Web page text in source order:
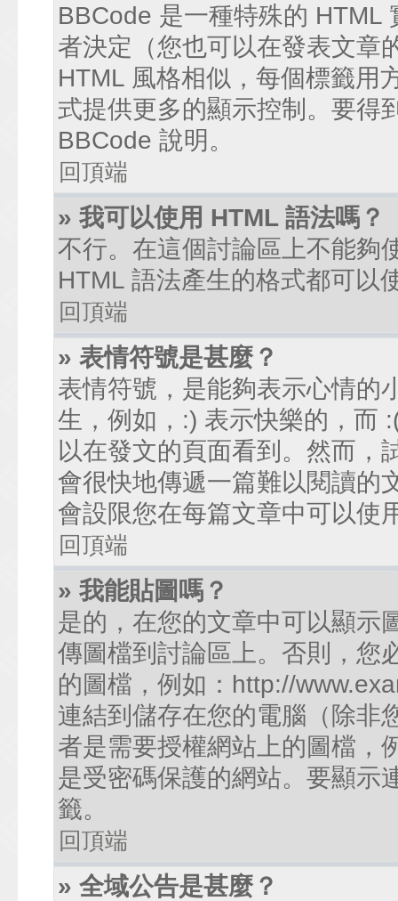
BBCode 是一種特殊的 HTML
者決定（您也可以在發表文章
HTML 風格相似，每個標籤用
式提供更多的顯示控制。要得
BBCode 說明。
回頂端
» 我可以使用 HTML 語法嗎？
不行。在這個討論區上不能夠
HTML 語法產生的格式都可以
回頂端
» 表情符號是甚麼？
表情符號，是能夠表示心情的
生，例如，:) 表示快樂的，而
以在發文的頁面看到。然而，
會很快地傳遞一篇難以閱讀的
會設限您在每篇文章中可以使
回頂端
» 我能貼圖嗎？
是的，在您的文章中可以顯示
傳圖檔到討論區上。否則，您
的圖檔，例如：http://
連結到儲存在您的電腦（除非
者是需要授權網站上的圖檔，
是受密碼保護的網站。要顯示
籤。
回頂端
» 全域公告是甚麼？